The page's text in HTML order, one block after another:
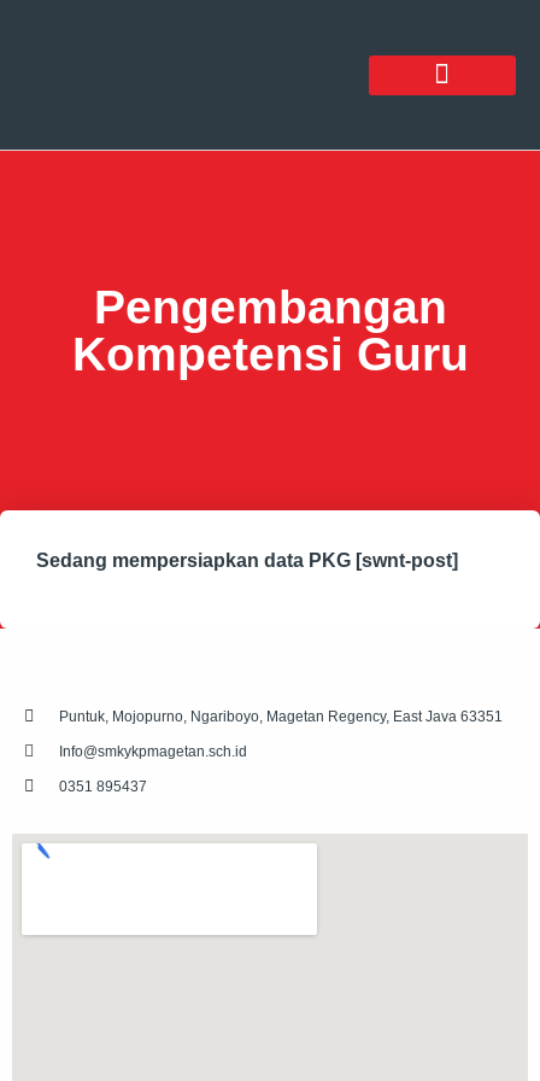
Pengembangan
Kompetensi Guru
Sedang mempersiapkan data PKG [swnt-post]
Puntuk, Mojopurno, Ngariboyo, Magetan Regency, East Java 63351
Info@smkykpmagetan.sch.id
0351 895437